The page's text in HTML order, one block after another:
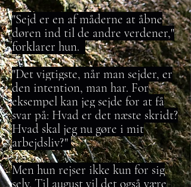
"Sejd er en af måderne at åbne
døren ind til de andre verdener,"
forklarer hun.
"Det vigtigste, når man sejder, er
den intention, man har. For
eksempel kan jeg sejde for at få
svar på: Hvad er det næste skridt?
Hvad skal jeg nu gøre i mit
arbejdsliv?"
Men hun rejser ikke kun for sig
selv. Til august vil det også være